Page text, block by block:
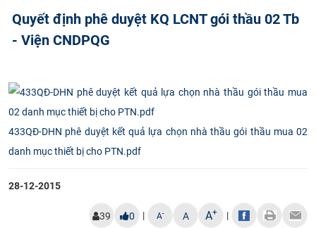
TUYỂN SINH
ĐẢM BẢO CHẤT LƯỢNG
KHOA HỌC CÔNG NGHỆ
HTQT
CỰU NGƯỜI HỌC
Quyết định phê duyệt KQ LCNT gói thầu 02 Tb
- Viện CNDPQG
433QĐ-DHN phê duyệt kết quả lựa chọn nhà thầu gói thầu mua 02
danh mục thiết bị cho PTN.pdf
28-12-2015
39 0 | A- A A+ |